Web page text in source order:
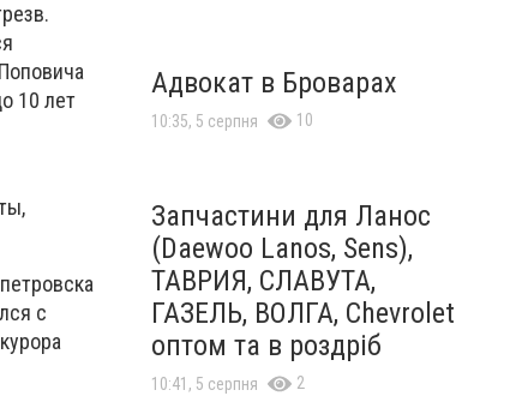
10 лет
с
Адвокат в Броварах
10:35, 5 серпня 10
Запчастини для Ланос
(Daewoo Lanos, Sens),
ТАВРИЯ, СЛАВУТА,
ГАЗЕЛЬ, ВОЛГА, Chevrolet
оптом та в роздріб
10:41, 5 серпня 2